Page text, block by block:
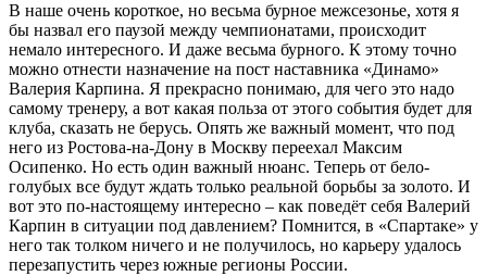
В наше очень короткое, но весьма бурное межсезонье, хотя я
бы назвал его паузой между чемпионатами, происходит
немало интересного. И даже весьма бурного. К этому точно
можно отнести назначение на пост наставника «Динамо»
Валерия Карпина. Я прекрасно понимаю, для чего это надо
самому тренеру, а вот какая польза от этого события будет для
клуба, сказать не берусь. Опять же важный момент, что под
него из Ростова-на-Дону в Москву переехал Максим
Осипенко. Но есть один важный нюанс. Теперь от бело-
голубых все будут ждать только реальной борьбы за золото. И
вот это по-настоящему интересно – как поведёт себя Валерий
Карпин в ситуации под давлением? Помнится, в «Спартаке» у
него так толком ничего и не получилось, но карьеру удалось
перезапустить через южные регионы России.